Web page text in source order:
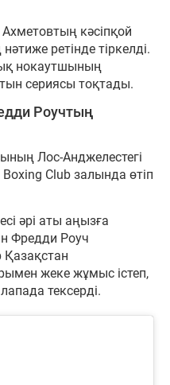
кәсіпқой
ретінде тіркелді.
нокаутшының
сериясы тоқтады.
Роучтың
Лос-Анджелестегі
Boxing Club залында өтіп
әрі аты аңызға
Фредди Роуч
жеке жұмыс істеп,
тексерді.